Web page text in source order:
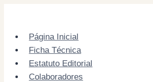
contentPágina Inicial
Ficha Técnica
Estatuto Editorial
Colaboradores